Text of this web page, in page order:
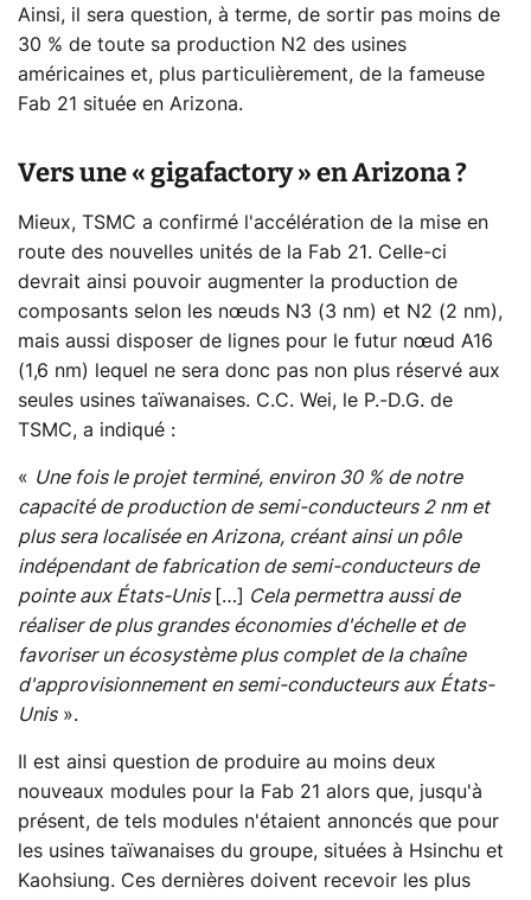
Ainsi, il sera question, à terme, de sortir pas moins de
30 % de toute sa production N2 des usines
américaines et, plus particulièrement, de la fameuse
Fab 21 située en Arizona.
Vers une « gigafactory » en Arizona ?
Mieux, TSMC a confirmé l'accélération de la mise en
route des nouvelles unités de la Fab 21. Celle-ci
devrait ainsi pouvoir augmenter la production de
composants selon les nœuds N3 (3 nm) et N2 (2 nm),
mais aussi disposer de lignes pour le futur nœud A16
(1,6 nm) lequel ne sera donc pas non plus réservé aux
seules usines taïwanaises. C.C. Wei, le P.-D.G. de
TSMC, a indiqué :
« Une fois le projet terminé, environ 30 % de notre
capacité de production de semi-conducteurs 2 nm et
plus sera localisée en Arizona, créant ainsi un pôle
indépendant de fabrication de semi-conducteurs de
pointe aux États-Unis
[…]
Cela permettra aussi de
réaliser de plus grandes économies d'échelle et de
favoriser un écosystème plus complet de la chaîne
d'approvisionnement en semi-conducteurs aux États-
Unis».
Il est ainsi question de produire au moins deux
nouveaux modules pour la Fab 21 alors que, jusqu'à
présent, de tels modules n'étaient annoncés que pour
les usines taïwanaises du groupe, situées à Hsinchu et
Kaohsiung. Ces dernières doivent recevoir les plus